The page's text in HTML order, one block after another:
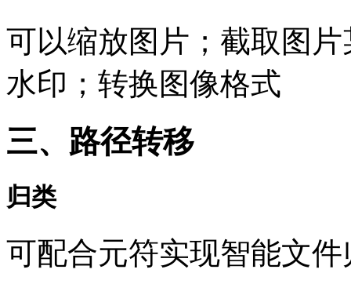
可以缩放图片；截取图
水印；转换图像格式
三、路径转移
归类
可配合元符实现智能文